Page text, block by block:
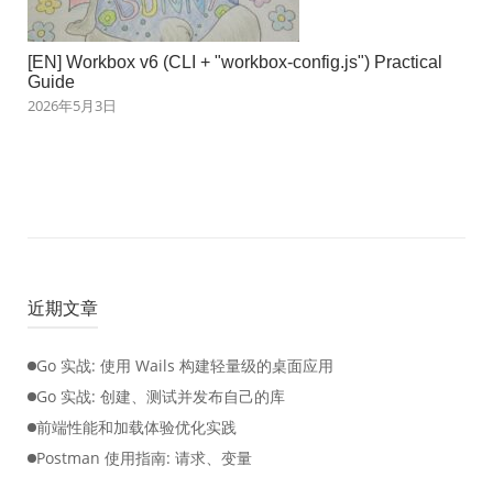
[EN] Workbox v6 (CLI + "workbox-config.js") Practical
Guide
2026年5月3日
近期文章
Go 实战: 使用 Wails 构建轻量级的桌面应用
Go 实战: 创建、测试并发布自己的库
前端性能和加载体验优化实践
Postman 使用指南: 请求、变量